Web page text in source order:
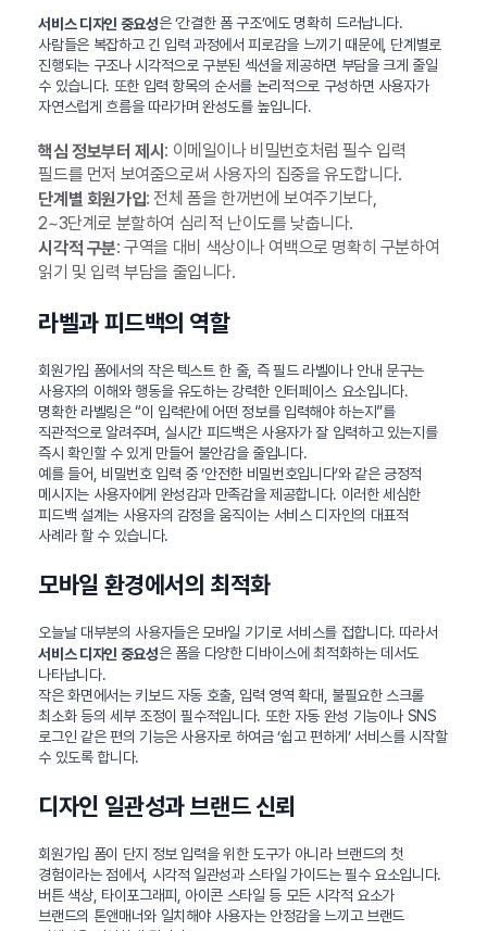
서비스 디자인 중요성은 ‘간결한 폼 구조’에도 명확히 드러납니다.
사람들은 복잡하고 긴 입력 과정에서 피로감을 느끼기 때문에, 단계별로
진행되는 구조나 시각적으로 구분된 섹션을 제공하면 부담을 크게 줄일
수 있습니다. 또한 입력 항목의 순서를 논리적으로 구성하면 사용자가
자연스럽게 흐름을 따라가며 완성도를 높입니다.
핵심 정보부터 제시 : 이메일이나 비밀번호처럼 필수 입력
필드를 먼저 보여줌으로써 사용자의 집중을 유도합니다.
단계별 회원가입: 전체 폼을 한꺼번에 보여주기보다,
2~3단계로 분할하여 심리적 난이도를 낮춥니다.
시각적 구분: 구역을 대비 색상이나 여백으로 명확히 구분하여
읽기 및 입력 부담을 줄입니다.
라벨과 피드백의 역할
회원가입 폼에서의 작은 텍스트 한 줄, 즉 필드 라벨이나 안내 문구는
사용자의 이해와 행동을 유도하는 강력한 인터페이스 요소입니다.
명확한 라벨링은 “이 입력란에 어떤 정보를 입력해야 하는지”를
직관적으로 알려주며, 실시간 피드백은 사용자가 잘 입력하고 있는지를
즉시 확인할 수 있게 만들어 불안감을 줄입니다.
예를 들어, 비밀번호 입력 중 ‘안전한 비밀번호입니다’와 같은 긍정적
메시지는 사용자에게 완성감과 만족감을 제공합니다. 이러한 세심한
피드백 설계는 사용자의 감정을 움직이는 서비스 디자인의 대표적
사례라 할 수 있습니다.
모바일 환경에서의 최적화
오늘날 대부분의 사용자들은 모바일 기기로 서비스를 접합니다. 따라서
서비스 디자인 중요성은 폼을 다양한 디바이스에 최적화하는 데서도
나타납니다.
작은 화면에서는 키보드 자동 호출, 입력 영역 확대, 불필요한 스크롤
최소화 등의 세부 조정이 필수적입니다. 또한 자동 완성 기능이나 SNS
로그인 같은 편의 기능은 사용자로 하여금 ‘쉽고 편하게’ 서비스를 시작할
수 있도록 합니다.
디자인 일관성과 브랜드 신뢰
회원가입 폼이 단지 정보 입력을 위한 도구가 아니라 브랜드의 첫
경험이라는 점에서, 시각적 일관성과 스타일 가이드는 필수 요소입니다.
버튼 색상, 타이포그래피, 아이콘 스타일 등 모든 시각적 요소가
브랜드의 톤앤매너와 일치해야 사용자는 안정감을 느끼고 브랜드